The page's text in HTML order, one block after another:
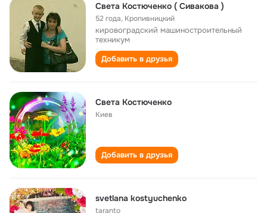
Света Костюченко ( Сивакова )
52 года, Кропивницкий
кировоградский машиностроительный
техникум
Добавить в друзья
Света Костюченко
Киев
Добавить в друзья
svetlana kostyuchenko
taranto